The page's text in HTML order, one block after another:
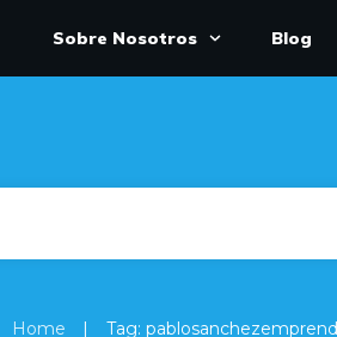
Sobre Nosotros Blog
Home | Tag: